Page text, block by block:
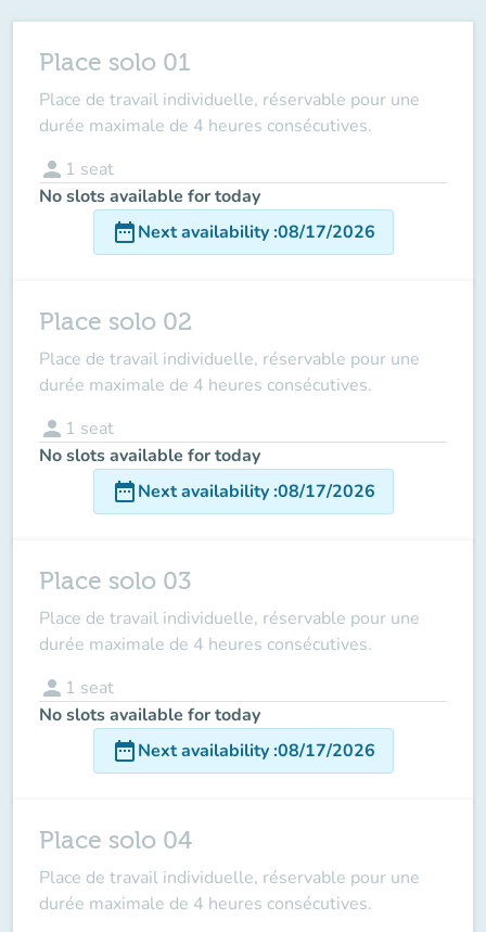
Place solo 01
Place de travail individuelle, réservable pour une
durée maximale de 4 heures consécutives.
person 1 seat
No slots available for today
date_rangeNext availability:08/17/2026
Place solo 02
Place de travail individuelle, réservable pour une
durée maximale de 4 heures consécutives.
person 1 seat
No slots available for today
date_rangeNext availability:08/17/2026
Place solo 03
Place de travail individuelle, réservable pour une
durée maximale de 4 heures consécutives.
person 1 seat
No slots available for today
date_rangeNext availability:08/17/2026
Place solo 04
Place de travail individuelle, réservable pour une
durée maximale de 4 heures consécutives.